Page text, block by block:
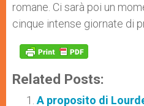
romane. Ci sarà poi un
cinque intense giornate di
Related Posts:
A proposito di